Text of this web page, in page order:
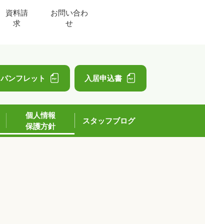
資料請
求
お問い合わ
せ
パンフレット 入居申込書
個人情報
保護方針
スタッフブログ